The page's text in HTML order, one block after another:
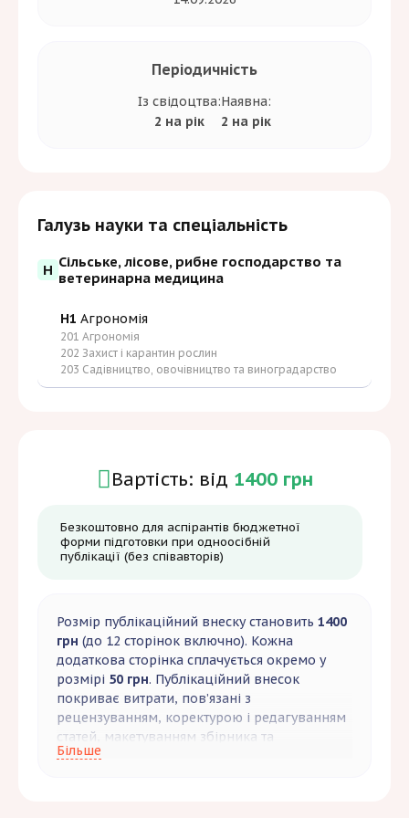
Галузь науки та спеціальність
H Сільське, лісове, рибне господарство та
ветеринарна медицина
H1 Агрономія
201 Агрономія
202 Захист і карантин рослин
203 Садівництво, овочівництво та виноградарство
Вартість: від 1400 грн
Безкоштовно для аспірантів бюджетної
форми підготовки при одноосібній
публікації (без співавторів)
Розмір публікаційний внеску становить 1400
грн (до 12 сторінок включно). Кожна
додаткова сторінка сплачується окремо у
розмірі 50 грн. Публікаційний внесок
покриває витрати, пов’язані з
рецензуванням, коректурою і редагуванням
статей, макетуванням збірника та
розміщенням його електронної версії.
Більше
Періодичність
Із свідоцтва:
2 на рік
Наявна:
2 на рік